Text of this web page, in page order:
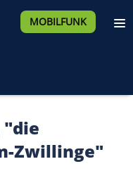
MOBILFUNK
"die
Zwillinge"